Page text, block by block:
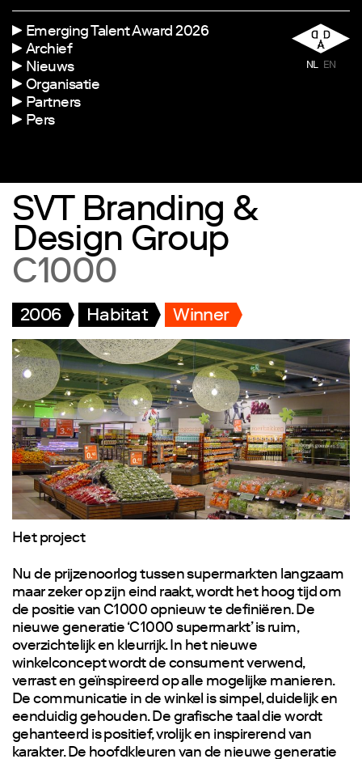
Emerging Talent Award 2026
Archief
Nieuws
Organisatie
Partners
Pers
NL EN
SVT Branding &
Design Group
C1000
2006 Habitat Winner
Het project
Nu de prijzenoorlog tussen supermarkten langzaam
maar zeker op zijn eind raakt, wordt het hoog tijd om
de positie van C1000 opnieuw te definiëren. De
nieuwe generatie ‘C1000 supermarkt’ is ruim,
overzichtelijk en kleurrijk. In het nieuwe
winkelconcept wordt de consument verwend,
verrast en geïnspireerd op alle mogelijke manieren.
De communicatie in de winkel is simpel, duidelijk en
eenduidig gehouden. De grafische taal die wordt
gehanteerd is positief, vrolijk en inspirerend van
karakter. De hoofdkleuren van de nieuwe generatie